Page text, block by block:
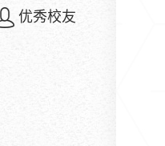
优秀校友